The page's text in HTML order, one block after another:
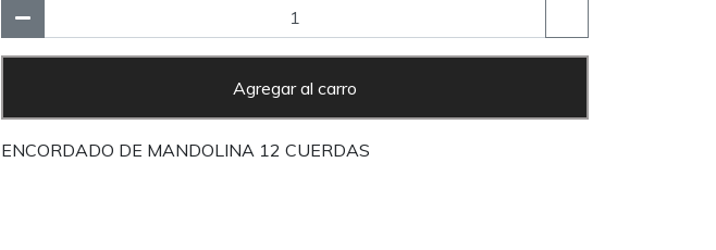
Agregar al carro
ENCORDADO DE MANDOLINA 12 CUERDAS